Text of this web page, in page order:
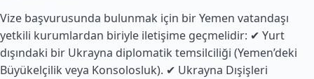
Vize başvurusunda bulunmak için bir Yemen vatandaşı
yetkili kurumlardan biriyle iletişime geçmelidir: ✔ Yurt
dışındaki bir Ukrayna diplomatik temsilciliği (Yemen’deki
Büyükelçilik veya Konsolosluk). ✔ Ukrayna Dışişleri